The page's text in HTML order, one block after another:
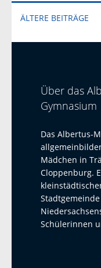
Beitragsnavigation
ÄLTERE BEITRÄGE
Über das
Gymnasium
Das Albertus-
Mädchen in
Cloppenburg.
Schülerinnen
Albertus-